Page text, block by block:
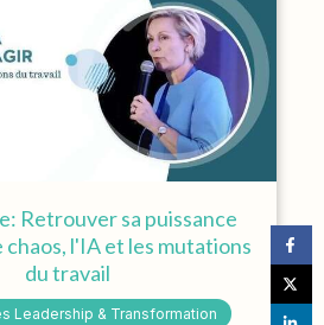
Retrouver sa puissance
chaos, l'IA et les mutations
du travail
Leadership & Transformation